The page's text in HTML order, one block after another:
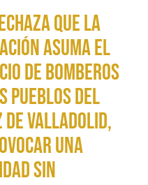
que la
asuma el
de bomberos
pueblos del
Valladolid,
una
sin